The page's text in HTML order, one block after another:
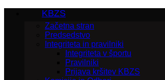
KBZS
Začetna stran
Predsedstvo
Integriteta in pravilniki
Integriteta v športu
Pravilniki
Prijava kršitev KBZS